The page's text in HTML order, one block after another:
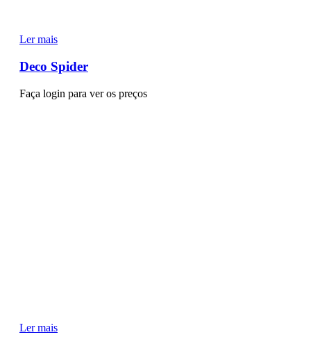
Ler mais
Deco Spider
Faça login para ver os preços
Ler mais